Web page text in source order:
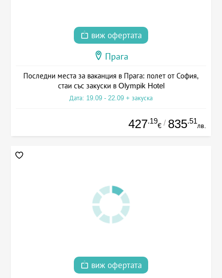
виж офертата
Прага
Последни места за ваканция в Прага: полет от София,
стаи със закуски в Olympik Hotel
Дата: 19.09 - 22.09 + закуска
427.19
€ / 835.51
лв.
виж офертата